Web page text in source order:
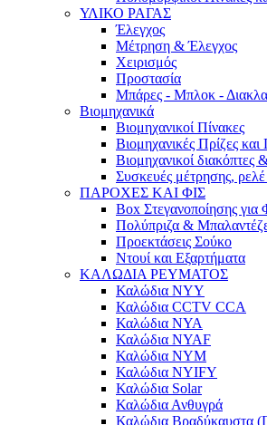
ΥΛΙΚΟ ΡΑΓΑΣ
Έλεγχος
Μέτρηση & Έλεγχος
Χειρισμός
Προστασία
Μπάρες - Μπλοκ -
Βιομηχανικά
Βιομηχανικοί Πίνακες
Βιομηχανικές Πρίζες
Βιομηχανικοί διακόπτες
Συσκευές μέτρησης, ρελέ
ΠΑΡΟΧΕΣ ΚΑΙ ΦΙΣ
Box Στεγανοποίησης για
Πολύπριζα &
Προεκτάσεις Σούκο
Ντουί και Εξαρτήματα
ΚΑΛΩΔΙΑ ΡΕΥΜΑΤΟΣ
Καλώδια NYY
Καλώδια CCTV CCA
Καλώδια NYA
Καλώδια NYAF
Καλώδια NYM
Καλώδια NYIFY
Καλώδια Solar
Καλώδια Ανθυγρά
Καλώδια Βραδύκαυστα